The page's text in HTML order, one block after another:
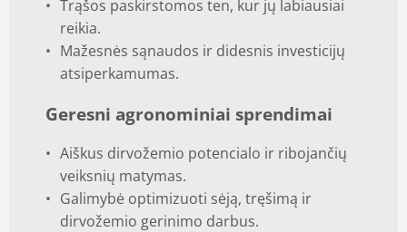
Trąšos paskirstomos ten, kur jų labiausiai
reikia.
Mažesnės sąnaudos ir didesnis investicijų
atsiperkamumas.
Geresni agronominiai sprendimai
Aiškus dirvožemio potencialo ir ribojančių
veiksnių matymas.
Galimybė optimizuoti sėją, tręšimą ir
dirvožemio gerinimo darbus.